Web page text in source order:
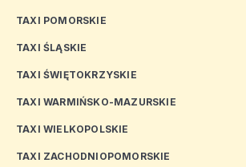
TAXI POMORSKIE
TAXI ŚLĄSKIE
TAXI ŚWIĘTOKRZYSKIE
TAXI WARMIŃSKO-MAZURSKIE
TAXI WIELKOPOLSKIE
TAXI ZACHODNIOPOMORSKIE